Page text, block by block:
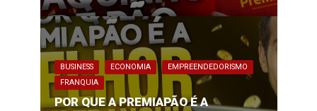
BUSINESS ECONOMIA
EMPREENDEDORISMO
FRANQUIA
POR QUE A PREMIAPÃO É A